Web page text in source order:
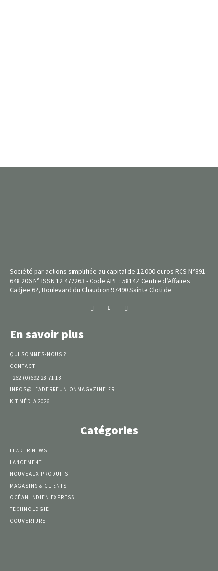
Société par actions simplifiée au capital de 12 000 euros RCS N°891
648 206 N° ISSN 12 472263 - Code APE : 5814Z Centre d’Affaires
Cadjee 62, Boulevard du Chaudron 97490 Sainte Clotilde
En savoir plus
QUI SOMMES-NOUS ?
CONTACT
+262 (0)692 28 71 13
INFOS@LEADERREUNIONMAGAZINE.FR
KIT MÉDIA 2026
Catégories
LEADER NEWS
LANCEMENT
NOUVEAUX PRODUITS
MAGASINS & CLIENTS
OCÉAN INDIEN EXPRESS
TECHNOLOGIE
COUVERTURE